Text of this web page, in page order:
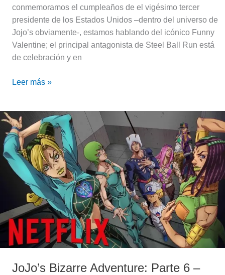
conmemoramos el cumpleaños de el vigésimo tercer
presidente de los Estados Unidos –dentro del universo de
Jojo’s obviamente-, estamos hablando del icónico Funny
Valentine; el principal antagonista de Steel Ball Run está
de celebración y en
Leer más »
JoJo’s Bizarre Adventure: Parte 6 –
JoJo’s
Bizarre
Adventure:
Parte
6
Stone
Ocean